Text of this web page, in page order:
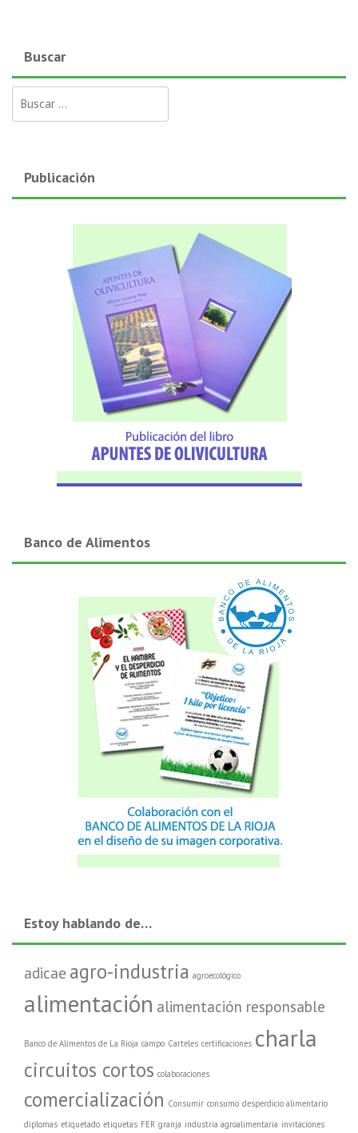
Buscar
Publicación
Banco de Alimentos
Estoy hablando de…
adicae agro-industria agroecológico
alimentación alimentación responsable
Banco de Alimentos de La Rioja campo Carteles certificaciones charla
circuitos cortos colaboraciones
comercialización Consumir consumo desperdicio alimentario
diplomas etiquetado etiquetas FER granja industria agroalimentaria invitaciones